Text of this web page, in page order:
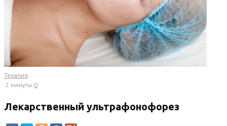
Терапия
·2 минуты·0
Лекарственный ультрафонофорез